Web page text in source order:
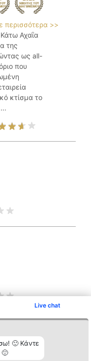
Live chat
🙂 Κάντε
🙂
περισσότερα >>
Αχαΐα
της
ως all-
που
κτίσμα το
Επικοινωνία